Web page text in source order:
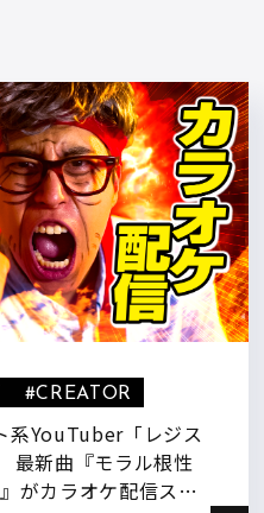
系YouTuber「レジス
最新曲『モラル根性
がカラオケ配信スタ
#CREATOR